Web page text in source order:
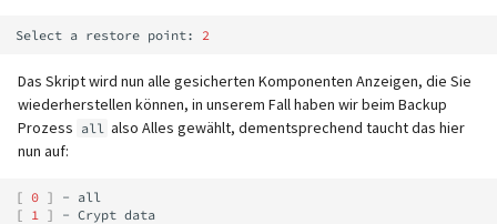
Select a restore point: 2
Das Skript wird nun alle gesicherten Komponenten Anzeigen, die Sie
wiederherstellen können, in unserem Fall haben wir beim Backup
Prozess all also Alles gewählt, dementsprechend taucht das hier
nun auf:
[ 0 ] -
[ 1 ] - Crypt